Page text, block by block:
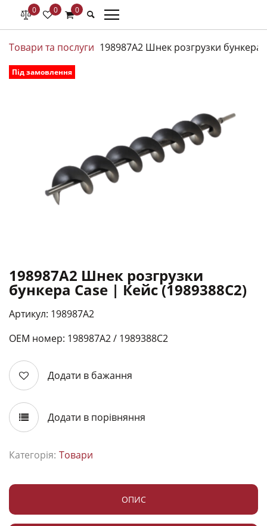
0 0 0
Товари та послуги 198987A2 Шнек розгрузки бункера
Під замовлення
198987A2 Шнек розгрузки
бункера Case | Кейс (1989388C2)
Артикул: 198987A2
ОЕМ номер: 198987А2 / 1989388С2
Додати в бажання
Додати в порівняння
Категорія: Товари
ОПИС